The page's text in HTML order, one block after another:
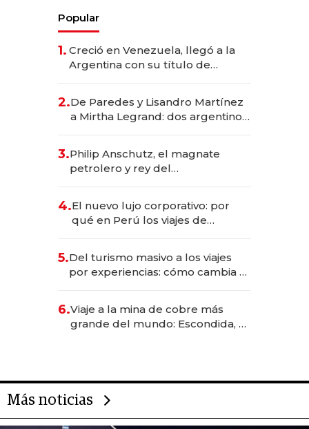
Popular
1. Creció en Venezuela, llegó a la
Argentina con su título de
las marcas "fast premium"
2.De Paredes y Lisandro Martínez
a Mirtha Legrand: dos argentinos
3.Philip Anschutz, el magnate
petrolero y rey del
Fénix
4.El nuevo lujo corporativo: por
qué en Perú los viajes de
transformadoras
5.Del turismo masivo a los viajes
por experiencias: cómo cambia el
6.Viaje a la mina de cobre más
grande del mundo: Escondida, el
Más noticias